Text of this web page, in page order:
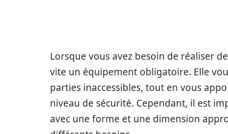
Lorsque vous avez besoin de réaliser
vite un équipement obligatoire. Elle
parties inaccessibles, tout en vous
niveau de sécurité. Cependant, il est
avec une forme et une dimension